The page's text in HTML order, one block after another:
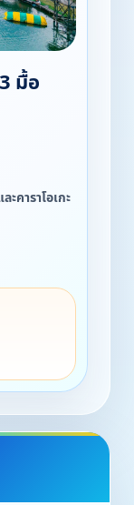
มื้อ
คาราโอเกะ